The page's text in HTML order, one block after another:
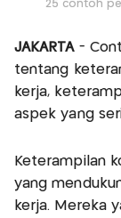
25 contoh
JAKARTA -
tentang
kerja,
aspek yang
Keterampilan
yang
kerja. Mereka